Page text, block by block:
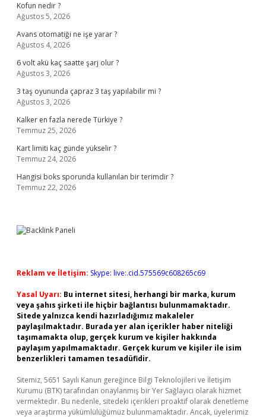
Kofun nedir ?
Ağustos 5, 2026
Avans otomatiği ne işe yarar ?
Ağustos 4, 2026
6 volt akü kaç saatte şarj olur ?
Ağustos 3, 2026
3 taş oyununda çapraz 3 taş yapılabilir mi ?
Ağustos 3, 2026
Kalker en fazla nerede Türkiye ?
Temmuz 25, 2026
Kart limiti kaç günde yükselir ?
Temmuz 24, 2026
Hangisi boks sporunda kullanılan bir terimdir ?
Temmuz 22, 2026
Reklam ve İletişim: Skype: live:.cid.575569c608265c69
Yasal Uyarı: Bu internet sitesi, herhangi bir marka, kurum
veya şahıs şirketi ile hiçbir bağlantısı bulunmamaktadır.
Sitede yalnızca kendi hazırladığımız makaleler
paylaşılmaktadır. Burada yer alan içerikler haber niteliği
taşımamakta olup, gerçek kurum ve kişiler hakkında
paylaşım yapılmamaktadır. Gerçek kurum ve kişiler ile isim
benzerlikleri tamamen tesadüfidir.
Sitemiz, 5651 Sayılı Kanun gereğince Bilgi Teknolojileri ve İletişim
Kurumu (BTK) tarafından onaylanmış bir Yer Sağlayıcı olarak hizmet
vermektedir. Bu nedenle, sitedeki içerikleri proaktif olarak denetleme
veya araştırma yükümlülüğümüz bulunmamaktadır. Ancak, üyelerimiz